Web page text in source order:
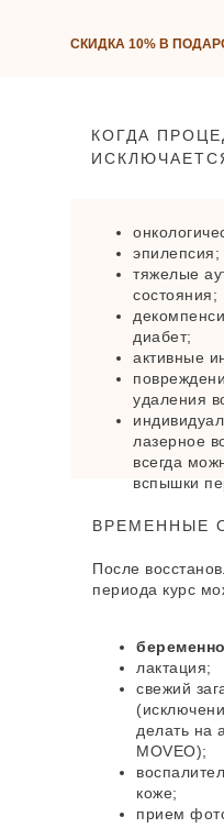
эпилепсия;
тяжелые
состояния;
диабет;
активные
удаления
лазерное
всегда
вспышки
СКИДКА 10% В
КОГДА
ВРЕМЕННЫЕ
После
периода курс
лактация;
свежий
делать на
MOVEO);
коже;
прием
по специальности
Опыт работы — 8,5 лет.
аппаратах Magic One,
Ruikd и Deka Motus AX.
интенсив-тренинг по
«Точка отсчёта» и
лазерной эпиляции»
Соловьевой Екатериной
мастером лазерной